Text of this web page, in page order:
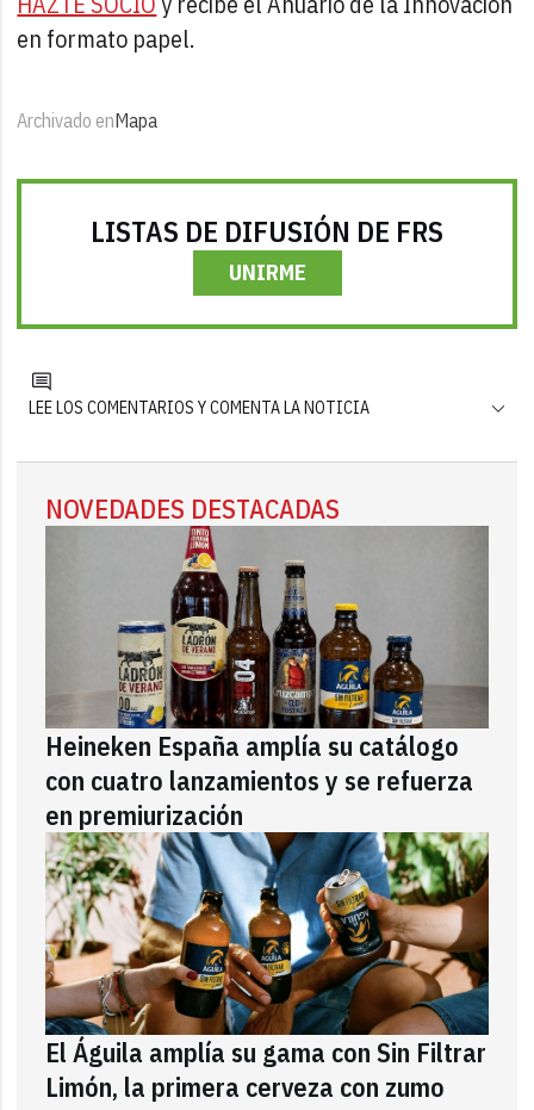
en formato papel.
Archivado enMapa
LISTAS DE DIFUSIÓN DE FRS
UNIRME
LEE LOS COMENTARIOS Y COMENTA LA NOTICIA
NOVEDADES DESTACADAS
Heineken España amplía su catálogo
con cuatro lanzamientos y se refuerza
en premiurización
El Águila amplía su gama con Sin Filtrar
Limón, la primera cerveza con zumo